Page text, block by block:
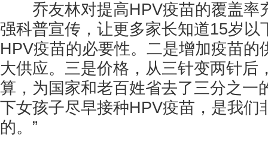
乔友林对提高HPV疫苗的覆盖率
强科普宣传，让更多家长知道15岁以
HPV疫苗的必要性。二是增加疫苗的
大供应。三是价格，从三针变两针后
算，为国家和老百姓省去了三分之一
下女孩子尽早接种HPV疫苗，是我们
的。”